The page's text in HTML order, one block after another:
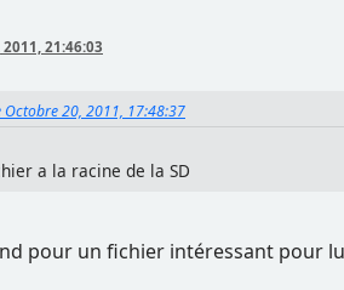
21:46:03
Octobre 20, 2011, 17:48:37
a la racine de la SD
pour un fichier intéressant pour